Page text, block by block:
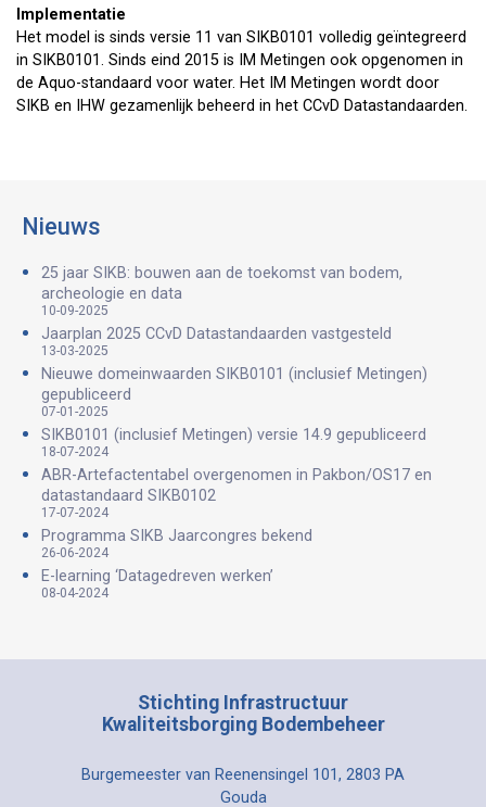
Implementatie
Het model is sinds versie 11 van SIKB0101 volledig geïntegreerd
in SIKB0101. Sinds eind 2015 is IM Metingen ook opgenomen in
de Aquo-standaard voor water. Het IM Metingen wordt door
SIKB en IHW gezamenlijk beheerd in het CCvD Datastandaarden.
Nieuws
25 jaar SIKB: bouwen aan de toekomst van bodem,
archeologie en data
10-09-2025
Jaarplan 2025 CCvD Datastandaarden vastgesteld
13-03-2025
Nieuwe domeinwaarden SIKB0101 (inclusief Metingen)
gepubliceerd
07-01-2025
SIKB0101 (inclusief Metingen) versie 14.9 gepubliceerd
18-07-2024
ABR-Artefactentabel overgenomen in Pakbon/OS17 en
datastandaard SIKB0102
17-07-2024
Programma SIKB Jaarcongres bekend
26-06-2024
E-learning ‘Datagedreven werken’
08-04-2024
Stichting Infrastructuur
Kwaliteitsborging Bodembeheer
Burgemeester van Reenensingel 101, 2803 PA
Gouda